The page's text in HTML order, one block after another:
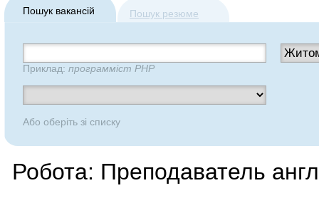
Пошук вакансій Пошук резюме
Приклад: программіст PHP
Або оберіть зі списку
Робота: Преподаватель